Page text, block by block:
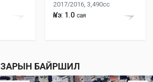
2017/2016, 3,490cc
Үнэ: 1.0 сая
ЗАРЫН БАЙРШИЛ